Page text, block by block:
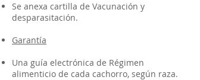
Se anexa cartilla de Vacunación y
desparasitación.
Garantía
Una guía electrónica de Régimen
alimenticio de cada cachorro, según raza.